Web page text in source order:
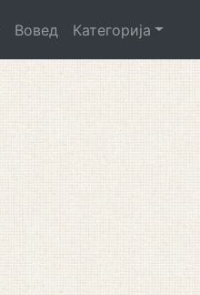
Вовед Категорија